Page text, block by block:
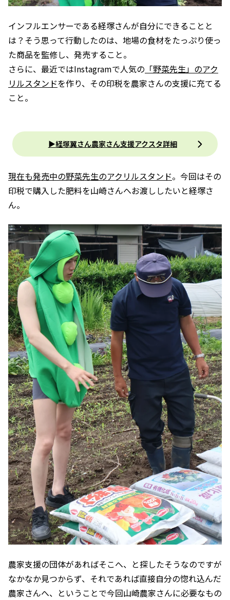
インフルエンサーである経塚さんが自分にできることと
は？そう思って行動したのは、地場の食材をたっぷり使っ
た商品を監修し、発売すること。
さらに、最近ではInstagramで人気の 「野菜先生」のアク
リルスタンドを作り、その印税を農家さんの支援に充てる
こと。
▶経塚翼さん農家さん支援アクスタ詳細
現在も発売中の野菜先生のアクリルスタンド。今回はその
印税で購入した肥料を山崎さんへお渡ししたいと経塚さ
ん。
農家支援の団体があればそこへ、と探したそうなのですが
なかなか見つからず、それであれば直接自分の惚れ込んだ
農家さんへ、ということで今回山崎農家さんに必要なもの